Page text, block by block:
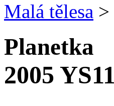
Malá tělesa >
Planetka
2005